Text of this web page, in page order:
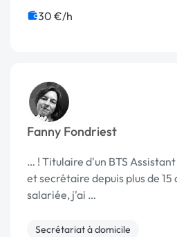
30 €/h
Fanny Fondriest
… ! Titulaire d'un BTS
et secrétaire depuis plus de 15
salariée, j'ai …
Secrétariat à domicile